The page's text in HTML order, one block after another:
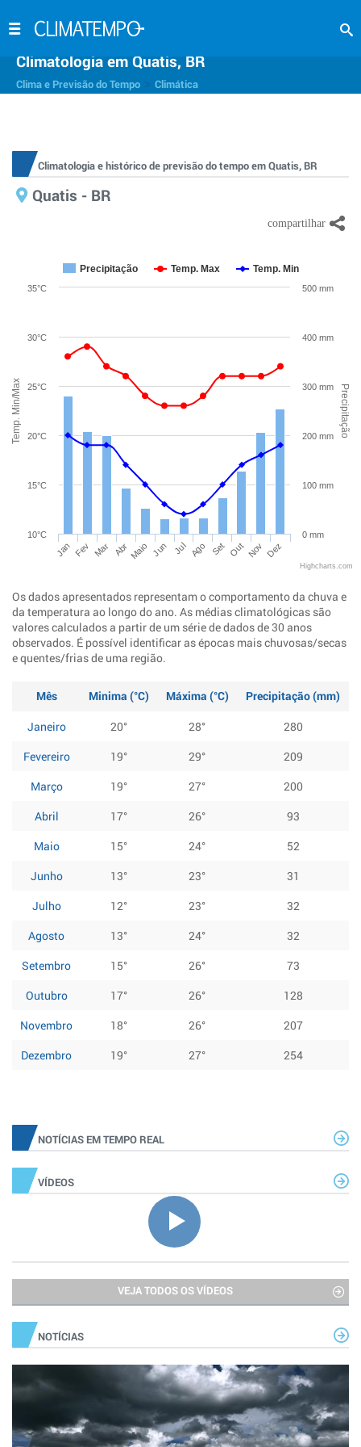
Climatologia em Quatis, BR
Clima e Previsão do Tempo Climática
Climatologia e histórico de previsão do tempo em Quatis, BR
Quatis - BR
Temp. Min/Max Precipitação
Precipitação Temp. Max Temp. Min
Jan Fev Mar Abr Maio Jun Jul Ago Set Out Nov Dez
10°C
15°C
20°C
25°C
30°C
35°C
0 mm
100 mm
200 mm
300 mm
400 mm
500 mm
Highcharts.com
Os dados apresentados representam o comportamento da chuva e
da temperatura ao longo do ano. As médias climatológicas são
valores calculados a partir de um série de dados de 30 anos
observados. É possível identificar as épocas mais chuvosas/secas
e quentes/frias de uma região.
Mês Minima (°C) Máxima (°C)
Precipitação (mm)
Janeiro
20° 28°
280
Fevereiro
19° 29°
209
Março
19° 27°
200
Abril
17° 26°
93
Maio
15° 24°
52
Junho
13° 23°
31
Julho
12° 23°
32
Agosto
13° 24°
32
Setembro
15° 26°
73
Outubro
17° 26°
128
Novembro
18° 26°
207
Dezembro
19° 27° 254
NOTÍCIAS EM TEMPO REAL
VÍDEOS
VEJA TODOS OS VÍDEOS
NOTÍCIAS